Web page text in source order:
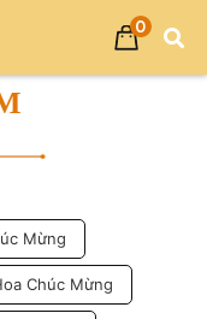
0
Mừng
Chúc Mừng